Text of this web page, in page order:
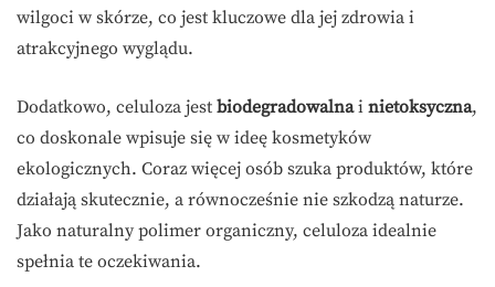
wilgoci w skórze, co jest kluczowe dla jej zdrowia i
atrakcyjnego wyglądu.
Dodatkowo, celuloza jest biodegradowalnai nietoksyczna,
co doskonale wpisuje się w ideę kosmetyków
ekologicznych. Coraz więcej osób szuka produktów, które
działają skutecznie, a równocześnie nie szkodzą naturze.
Jako naturalny polimer organiczny, celuloza idealnie
spełnia te oczekiwania.